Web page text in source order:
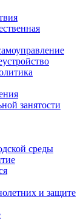
занятости
среды
и защите